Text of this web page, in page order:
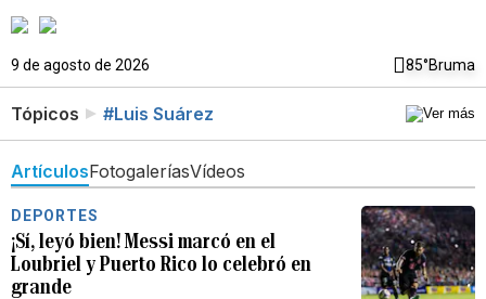
9 de agosto de 2026 85°Bruma
Tópicos #Luis Suárez
ArtículosFotogaleríasVídeos
DEPORTES
¡Sí, leyó bien! Messi marcó en el
Loubriel y Puerto Rico lo celebró en
grande